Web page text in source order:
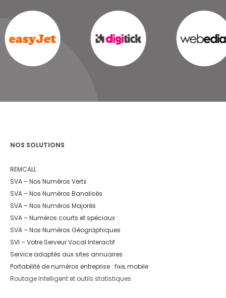
NOS SOLUTIONS
REMCALL
SVA – Nos Numéros Verts
SVA – Nos Numéros Banalisés
SVA – Nos Numéros Majorés
SVA – Numéros courts et spéciaux
SVA – Nos Numéros Géographiques
SVI – Votre Serveur Vocal Interactif
Service adaptés aux sites annuaires
Portabilité de numéros entreprise : fixe, mobile
Routage Intelligent et outils statistiques